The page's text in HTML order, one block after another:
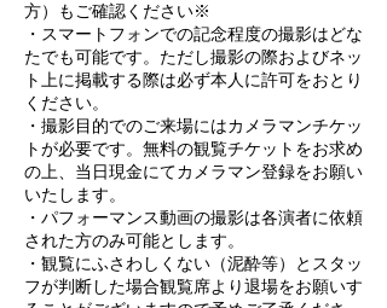
方）もご確認ください※
・スマートフォンでの記念程度の撮影はどな
たでも可能です。ただし撮影の際およびネッ
ト上に掲載する際は必ず本人に許可をおとり
ください。
・撮影目的でのご来場にはカメラマンチケッ
トが必要です。無料の観覧チケットをお求め
の上、当日現金にてカメラマン登録をお願い
いたします。
・パフォーマンス動画の撮影は各演者に依頼
された方のみ可能とします。
・観覧にふさわしくない（泥酔等）とスタッ
フが判断した場合観覧席より退場をお願いす